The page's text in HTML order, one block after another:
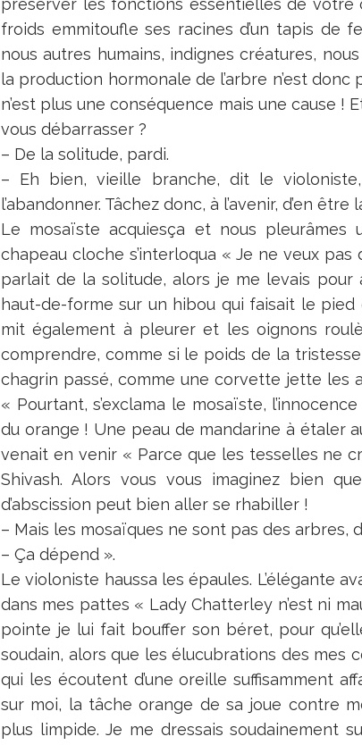
préserver les fonctions essentielles de votre
froids emmitoufle ses racines d’un tapis de
nous autres humains, indignes créatures,
la production hormonale de l’arbre n’est
n’est plus une conséquence mais une cause !
vous débarrasser ?
– De la solitude, pardi.
– Eh bien, vieille branche, dit le
l’abandonner. Tâchez donc, à l’avenir, d’en
Le mosaïste acquiesça et nous
chapeau cloche s’interloqua « Je ne veux pas
parlait de la solitude, alors je me levais
haut-de-forme sur un hibou qui faisait le pied
mit également à pleurer et les oignons
comprendre, comme si le poids de la
chagrin passé, comme une corvette jette les
« Pourtant, s’exclama le mosaïste,
du orange ! Une peau de mandarine à étaler
venait en venir « Parce que les tesselles ne
Shivash. Alors vous vous imaginez bien
d’abscission peut bien aller se rhabiller !
– Mais les mosaïques ne sont pas des arbres,
– Ça dépend ».
Le violoniste haussa les épaules. L’élégante
dans mes pattes « Lady Chatterley n’est ni
pointe je lui fait bouffer son béret, pour
soudain, alors que les élucubrations des mes
qui les écoutent d’une oreille suffisamment
sur moi, la tâche orange de sa joue contre
plus limpide. Je me dressais soudainement